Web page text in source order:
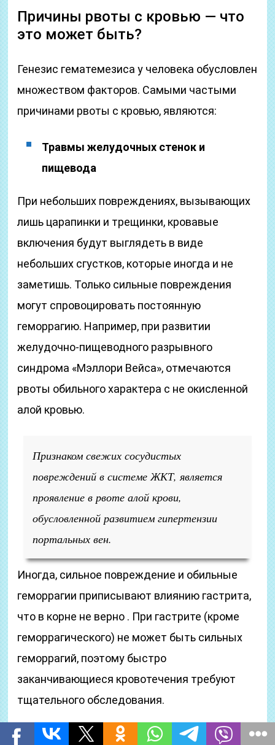
Причины рвоты с кровью — что
это может быть?
Генезис гематемезиса у человека обусловлен
множеством факторов. Самыми частыми
причинами рвоты с кровью, являются:
Травмы желудочных стенок и
пищевода
При небольших повреждениях, вызывающих
лишь царапинки и трещинки, кровавые
включения будут выглядеть в виде
небольших сгустков, которые иногда и не
заметишь. Только сильные повреждения
могут спровоцировать постоянную
геморрагию. Например, при развитии
желудочно-пищеводного разрывного
синдрома «Мэллори Вейса», отмечаются
рвоты обильного характера с не окисленной
алой кровью.
Признаком свежих сосудистых
повреждений в системе ЖКТ, является
проявление в рвоте алой крови,
обусловленной развитием гипертензии
портальных вен.
Иногда, сильное повреждение и обильные
геморрагии приписывают влиянию гастрита,
что в корне не верно . При гастрите (кроме
геморрагического) не может быть сильных
геморрагий, поэтому быстро
заканчивающиеся кровотечения требуют
тщательного обследования.
Язвенные образования в системе ЖКТ